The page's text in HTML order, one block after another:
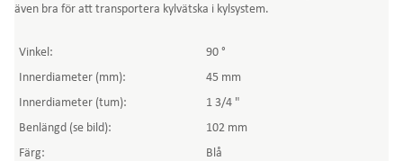
även bra för att transportera kylvätska i kylsystem.
Vinkel:
90 °
Innerdiameter (mm):
45 mm
Innerdiameter (tum):
1 3/4 "
Benlängd (se bild):
102 mm
Färg:
Blå